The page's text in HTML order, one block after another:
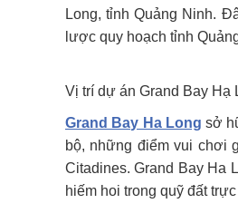
Long, tỉnh Quảng Ninh.
lược quy hoạch tỉnh
Vị trí dự án Grand Bay Hạ
Grand Bay Ha Long sở
bộ, những điểm vui chơi
Citadines. Grand Bay Ha
hiếm hoi trong quỹ đất